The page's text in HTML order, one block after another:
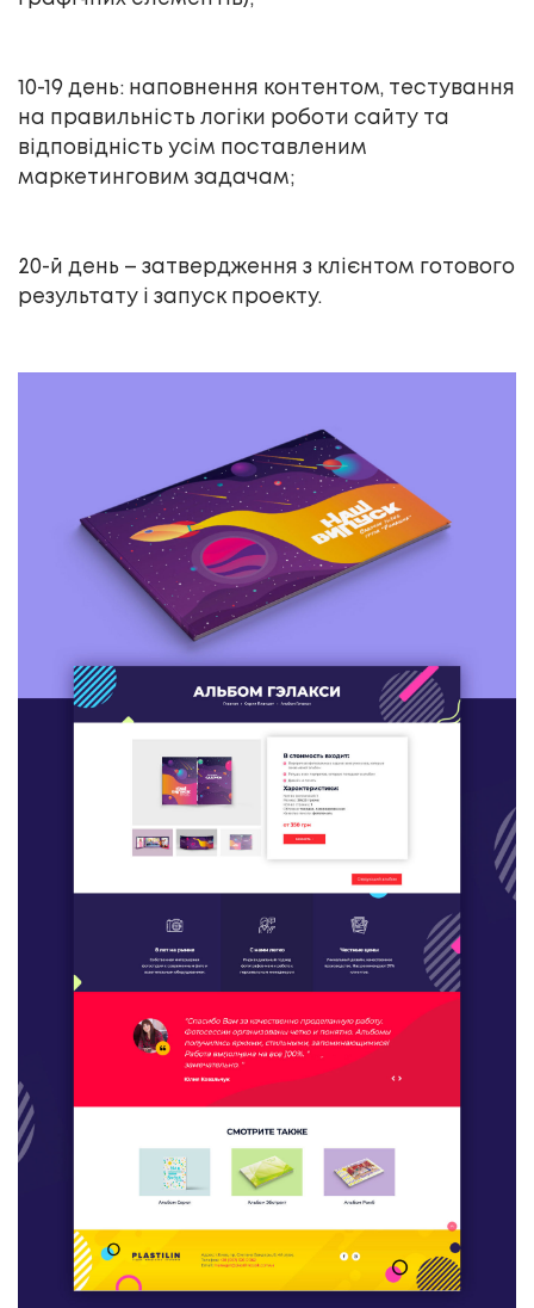
10-19 день: наповнення контентом, тестування
на правильність логіки роботи сайту та
відповідність усім поставленим
маркетинговим задачам;
20-й день – затвердження з клієнтом готового
результату і запуск проекту.